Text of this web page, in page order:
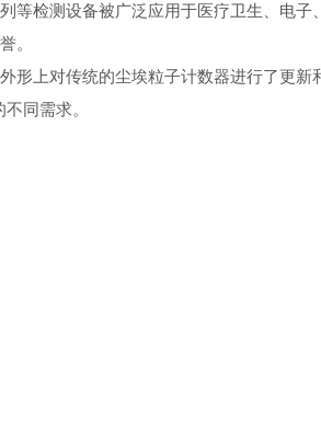
等检测设备被广泛应用于医疗卫生、电
。
形上对传统的尘埃粒子计数器进行了更
同需求。